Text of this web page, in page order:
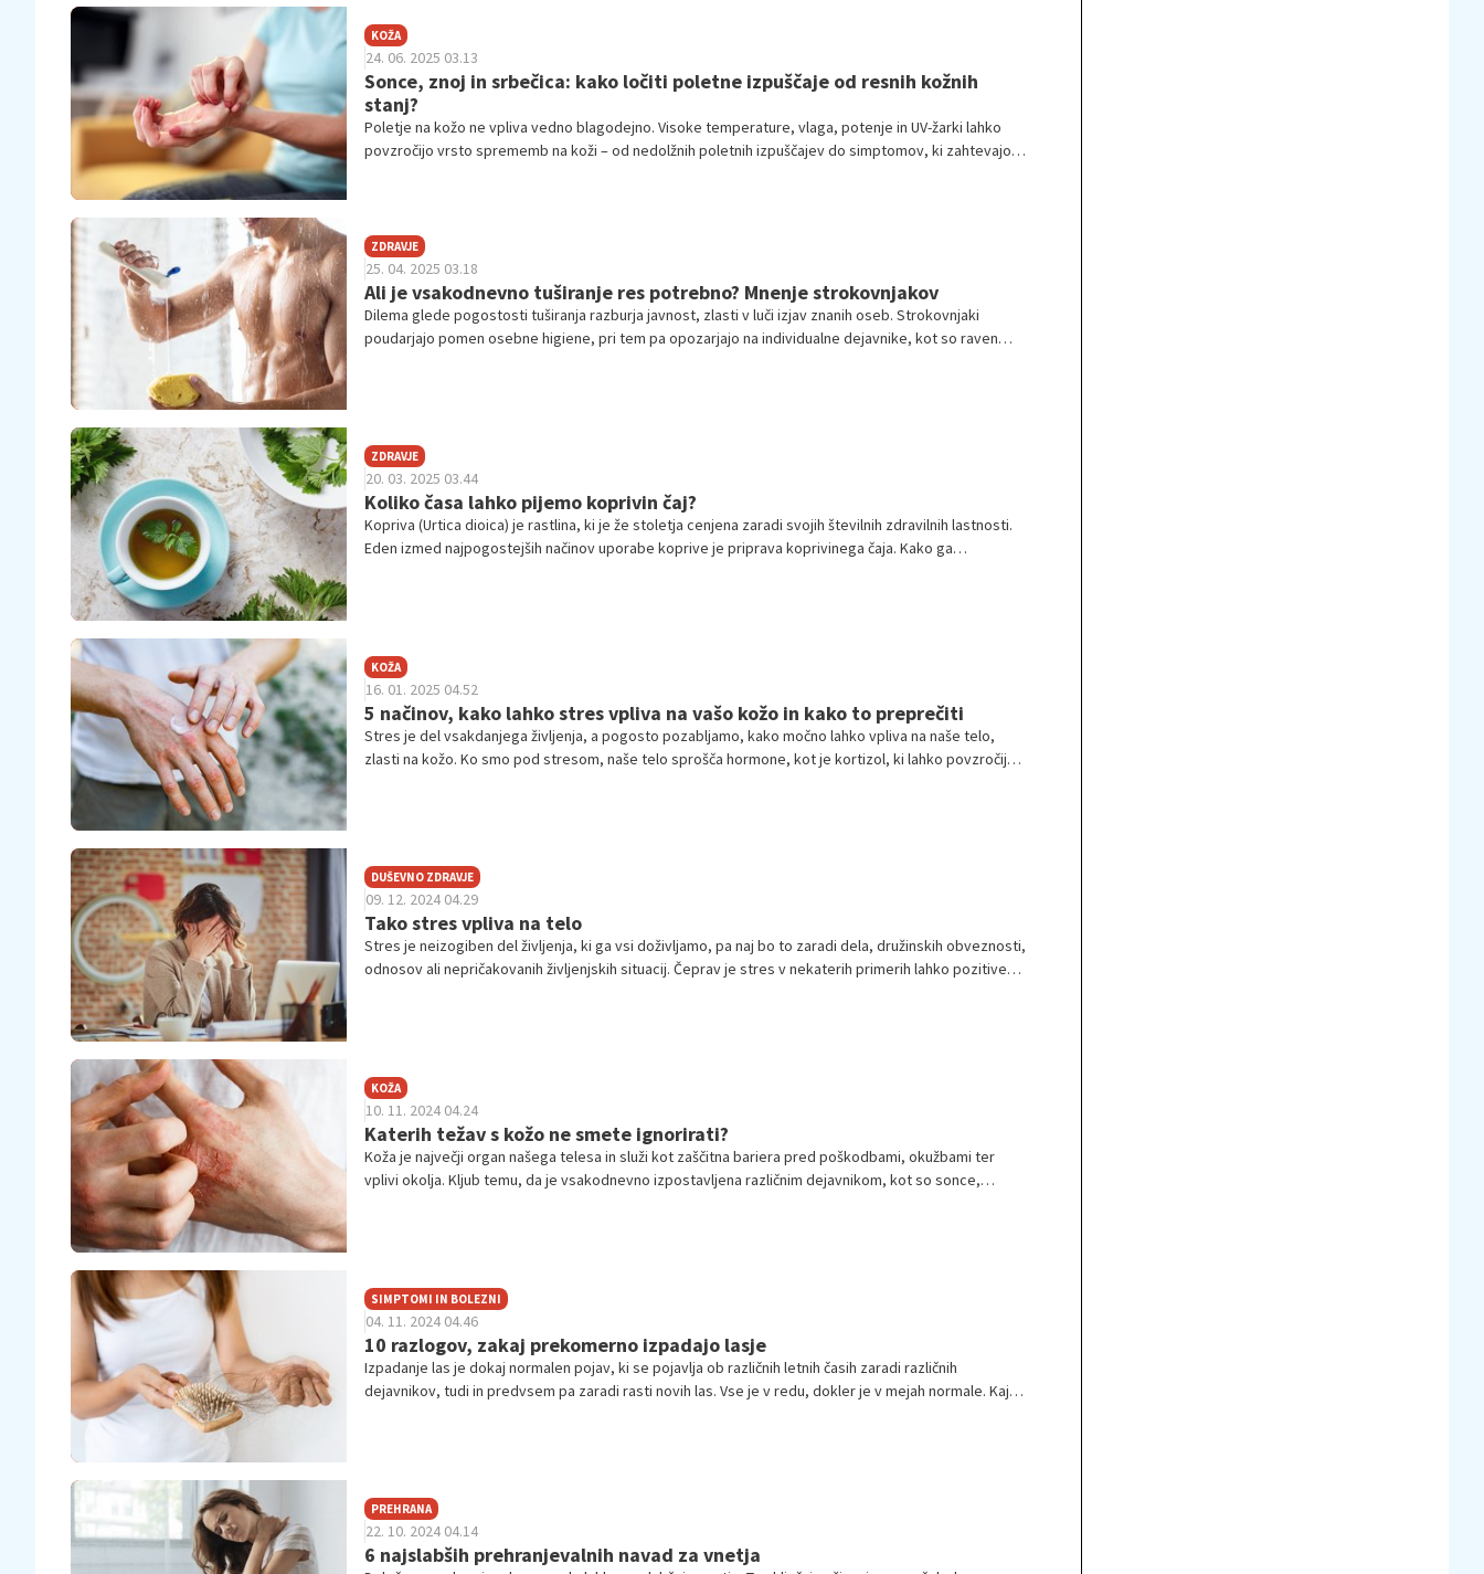
KOŽA
24. 06. 2025 03.13
Sonce, znoj in srbečica: kako ločiti poletne izpuščaje od resnih kožnih
stanj?
Poletje na kožo ne vpliva vedno blagodejno. Visoke temperature, vlaga, potenje in UV-žarki lahko
povzročijo vrsto sprememb na koži – od nedolžnih poletnih izpuščajev do simptomov, ki zahtevajo
ZDRAVJE
25. 04. 2025 03.18
Ali je vsakodnevno tuširanje res potrebno? Mnenje strokovnjakov
Dilema glede pogostosti tuširanja razburja javnost, zlasti v luči izjav znanih oseb. Strokovnjaki
poudarjajo pomen osebne higiene, pri tem pa opozarjajo na individualne dejavnike, kot so raven
ZDRAVJE
20. 03. 2025 03.44
Koliko časa lahko pijemo koprivin čaj?
Kopriva (Urtica dioica) je rastlina, ki je že stoletja cenjena zaradi svojih številnih zdravilnih lastnosti.
Eden izmed najpogostejših načinov uporabe koprive je priprava koprivinega čaja. Kako ga
KOŽA
16. 01. 2025 04.52
5 načinov, kako lahko stres vpliva na vašo kožo in kako to preprečiti
Stres je del vsakdanjega življenja, a pogosto pozabljamo, kako močno lahko vpliva na naše telo,
zlasti na kožo. Ko smo pod stresom, naše telo sprošča hormone, kot je kortizol, ki lahko povzročijo
DUŠEVNO ZDRAVJE
09. 12. 2024 04.29
Tako stres vpliva na telo
Stres je neizogiben del življenja, ki ga vsi doživljamo, pa naj bo to zaradi dela, družinskih obveznosti,
odnosov ali nepričakovanih življenjskih situacij. Čeprav je stres v nekaterih primerih lahko pozitiven
KOŽA
10. 11. 2024 04.24
Katerih težav s kožo ne smete ignorirati?
Koža je največji organ našega telesa in služi kot zaščitna bariera pred poškodbami, okužbami ter
vplivi okolja. Kljub temu, da je vsakodnevno izpostavljena različnim dejavnikom, kot so sonce,
SIMPTOMI IN BOLEZNI
04. 11. 2024 04.46
10 razlogov, zakaj prekomerno izpadajo lasje
Izpadanje las je dokaj normalen pojav, ki se pojavlja ob različnih letnih časih zaradi različnih
dejavnikov, tudi in predvsem pa zaradi rasti novih las. Vse je v redu, dokler je v mejah normale. Kaj
PREHRANA
22. 10. 2024 04.14
6 najslabših prehranjevalnih navad za vnetja